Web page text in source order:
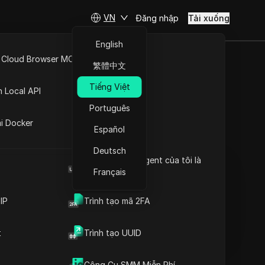
API Mở
Browser User Agent của tôi là
Trình tạo mã 2FA
Trình tạo UUID
Browser MCP
Local API
Docker
VN
English
繁體中文
Tiếng Việt
Português
Español
Deutsch
Français
Đăng nhập Tải xuống
động
hơn
Đặt câu hỏi
Mở trong ChatGPT
Đặt câu hỏi về trang này
Mở trong Claude